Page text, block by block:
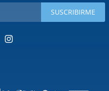
SUSCRIBIRME
